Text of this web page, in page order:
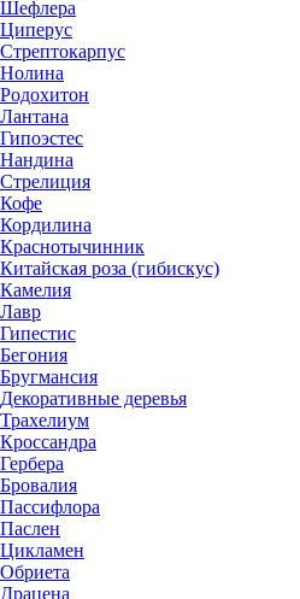
Шефлера
Циперус
Стрептокарпус
Нолина
Родохитон
Лантана
Гипоэстес
Нандина
Стрелиция
Кофе
Кордилина
Краснотычинник
Китайская роза (гибискус)
Камелия
Лавр
Гипестис
Бегония
Бругмансия
Декоративные деревья
Трахелиум
Кроссандра
Гербера
Бровалия
Пассифлора
Паслен
Цикламен
Обриета
Драцена